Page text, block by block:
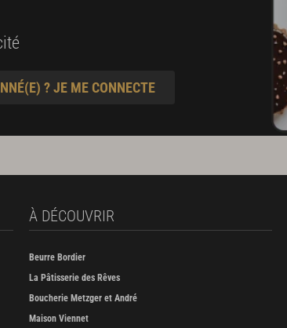
? JE ME CONNECTE
À DÉCOUVRIR
Beurre Bordier
La Pâtisserie des Rêves
Boucherie Metzger et André
Maison Viennet